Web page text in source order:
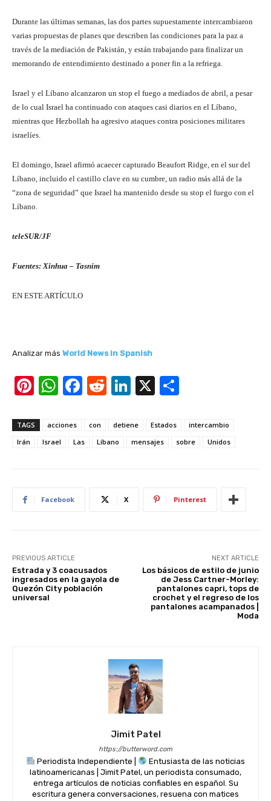
Durante las últimas semanas, las dos partes supuestamente intercambiaron
varias propuestas de planes que describen las condiciones para la paz a
través de la mediación de Pakistán, y están trabajando para finalizar un
memorando de entendimiento destinado a poner fin a la refriega.
Israel y el Líbano alcanzaron un stop el fuego a mediados de abril, a pesar
de lo cual Israel ha continuado con ataques casi diarios en el Líbano,
mientras que Hezbollah ha agresivo ataques contra posiciones militares
israelíes.
El domingo, Israel afirmó acaecer capturado Beaufort Ridge, en el sur del
Líbano, incluido el castillo clave en su cumbre, un radio más allá de la
“zona de seguridad” que Israel ha mantenido desde su stop el fuego con el
Líbano.
teleSUR/JF
Fuentes: Xinhua – Tasnim
EN ESTE ARTÍCULO
Analizar más World News in Spanish
Pi
er
e
W
at
s
p
F
c
e
R
d
di
Li
k
e
X
ar
e
TAGS acciones con detiene Estados
intercambio
Irán
Israel Las Líbano mensajes sobre Unidos
Facebook X Pinterest
PREVIOUS ARTICLE
Estrada y 3 coacusados ​​
ingresados ​​en la gayola de
Quezón City población
universal
NEXT ARTICLE
Los básicos de estilo de junio
de Jess Cartner-Morley:
pantalones capri, tops de
crochet y el regreso de los
pantalones acampanados |
Moda
Jimit Patel
https://butterword.com
Periodista Independiente |
Entusiasta de las noticias
latinoamericanas | Jimit Patel, un periodista consumado,
entrega artículos de noticias confiables en español. Su
escritura genera conversaciones, resuena con matices